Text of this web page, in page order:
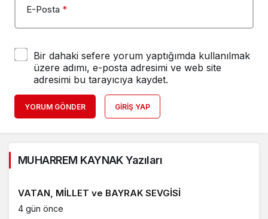
E-Posta *
Bir dahaki sefere yorum yaptığımda kullanılmak
üzere adımı, e-posta adresimi ve web site
adresimi bu tarayıcıya kaydet.
YORUM GÖNDER GIRIŞ YAP
MUHARREM KAYNAK Yazıları
VATAN, MİLLET ve BAYRAK SEVGİSİ
4 gün önce